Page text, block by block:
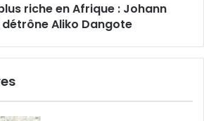
riche en Afrique : Johann
détrône Aliko Dangote